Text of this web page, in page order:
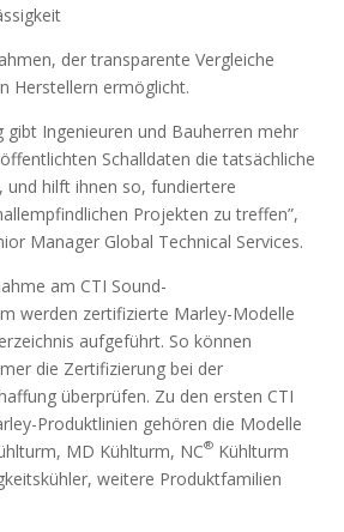
der transparente Vergleiche
Herstellern ermöglicht.
gibt Ingenieuren und Bauherren mehr
Schalldaten die tatsächliche
und hilft ihnen so, fundiertere
Projekten zu treffen”,
Manager Global Technical Services.
am CTI Sound-
werden zertifizierte Marley-Modelle
aufgeführt. So können
die Zertifizierung bei der
überprüfen. Zu den ersten CTI
Produktlinien gehören die Modelle
MD Kühlturm, NC® Kühlturm
weitere Produktfamilien